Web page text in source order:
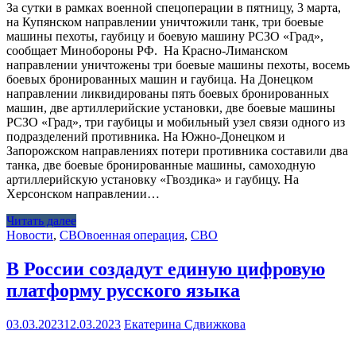
За сутки в рамках военной спецоперации в пятницу, 3 марта,
на Купянском направлении уничтожили танк, три боевые
машины пехоты, гаубицу и боевую машину РСЗО «Град»,
сообщает Минобороны РФ. На Красно-Лиманском
направлении уничтожены три боевые машины пехоты, восемь
боевых бронированных машин и гаубица. На Донецком
направлении ликвидированы пять боевых бронированных
машин, две артиллерийские установки, две боевые машины
РСЗО «Град», три гаубицы и мобильный узел связи одного из
подразделений противника. На Южно-Донецком и
Запорожском направлениях потери противника составили два
танка, две боевые бронированные машины, самоходную
артиллерийскую установку «Гвоздика» и гаубицу. На
Херсонском направлении…
Читать далее
Новости, СВОвоенная операция, СВО
В России создадут единую цифровую
платформу русского языка
03.03.202312.03.2023 Екатерина Сдвижкова